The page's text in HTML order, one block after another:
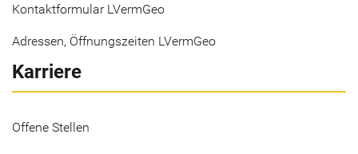
Kontaktformular LVermGeo
Adressen, Öffnungszeiten LVermGeo
Karriere
Offene Stellen